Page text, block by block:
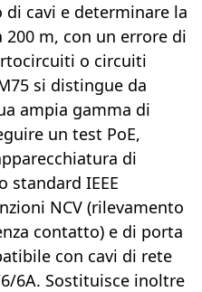
cavi e determinare la
200 m, con un errore di
o circuiti
si distingue da
ampia gamma di
un test PoE,
di
standard IEEE
NCV (rilevamento
contatto) e di porta
con cavi di rete
6A. Sostituisce inoltre